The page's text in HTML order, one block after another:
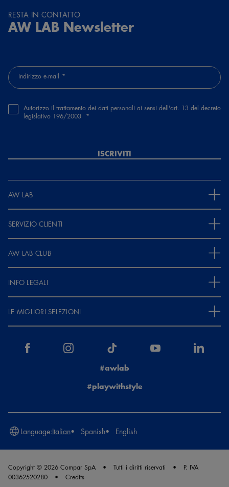
RESTA IN CONTATTO
AW LAB Newsletter
Indirizzo e-mail
Autorizzo il trattamento dei dati personali ai sensi dell'art. 13 del decreto
legislativo 196/2003
ISCRIVITI
AW LAB
SERVIZIO CLIENTI
AW LAB CLUB
INFO LEGALI
LE MIGLIORI SELEZIONI
#awlab
#playwithstyle
Language:Italian Spanish English
Copyright © 2026 Compar SpA Tutti i diritti riservati
P. IVA
00362520280
Credits